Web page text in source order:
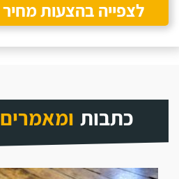
לצפייה בהצעות מחיר
כתבות ומאמרים